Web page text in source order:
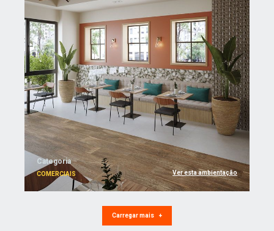
Categoria
COMERCIAIS Ver esta ambientação
Carregar mais +